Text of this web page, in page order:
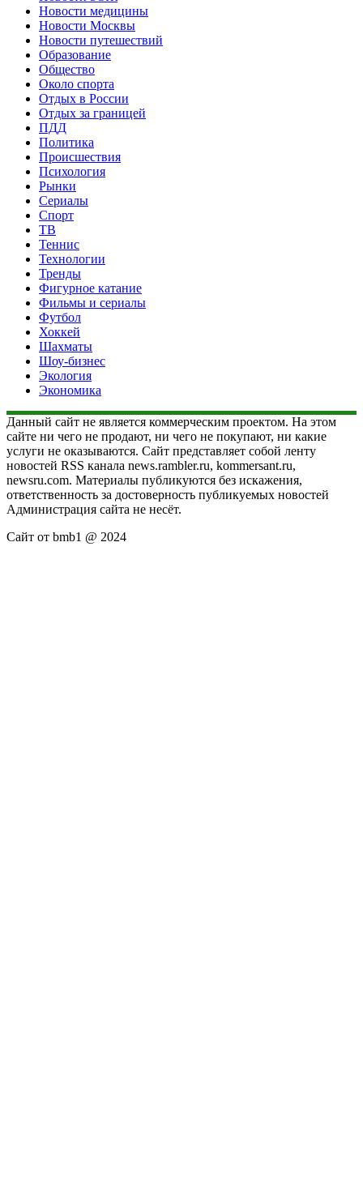
Новости медицины
Новости Москвы
Новости путешествий
Образование
Общество
Около спорта
Отдых в России
Отдых за границей
ПДД
Политика
Происшествия
Психология
Рынки
Сериалы
Спорт
ТВ
Теннис
Технологии
Тренды
Фигурное катание
Фильмы и сериалы
Футбол
Хоккей
Шахматы
Шоу-бизнес
Экология
Экономика
Данный сайт не является коммерческим проектом. На этом
сайте ни чего не продают, ни чего не покупают, ни какие
услуги не оказываются. Сайт представляет собой ленту
новостей RSS канала news.rambler.ru, kommersant.ru,
newsru.com. Материалы публикуются без искажения,
ответственность за достоверность публикуемых новостей
Администрация сайта не несёт.
Сайт от bmb1 @ 2024